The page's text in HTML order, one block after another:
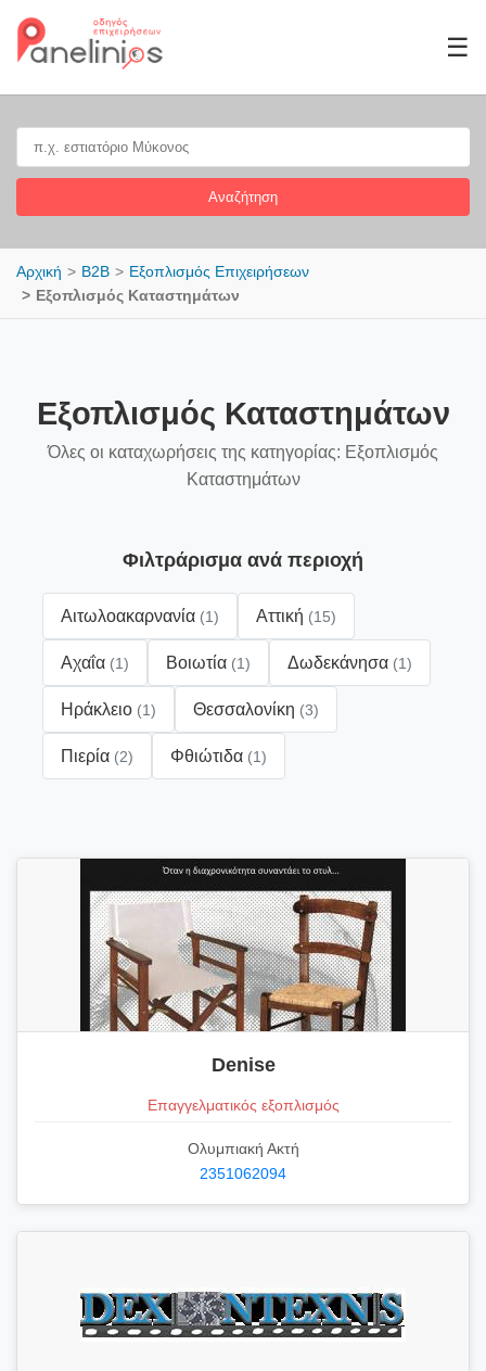
☰
Αναζήτηση
Αρχική B2B
Εξοπλισμός Επιχειρήσεων
Εξοπλισμός Καταστημάτων
Εξοπλισμός Καταστημάτων
Όλες οι καταχωρήσεις της κατηγορίας: Εξοπλισμός
Καταστημάτων
Φιλτράρισμα ανά περιοχή
Αιτωλοακαρνανία (1) Αττική (15)
Αχαΐα (1) Βοιωτία (1) Δωδεκάνησα (1)
Ηράκλειο (1) Θεσσαλονίκη (3)
Πιερία (2) Φθιώτιδα (1)
Denise
Επαγγελματικός εξοπλισμός
Ολυμπιακή Ακτή
2351062094